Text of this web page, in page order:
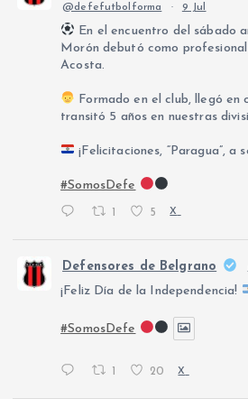
@defefutbolforma · 9 Jul
En el encuentro del sábado
Morón debutó como
Acosta.
Formado en el club, llegó en
transitó 5 años en nuestras
¡Felicitaciones, “Paragua”, a
#SomosDefe
1 5 X
Defensores de Belgrano
¡Feliz Día de la Independencia!
#SomosDefe
20 X